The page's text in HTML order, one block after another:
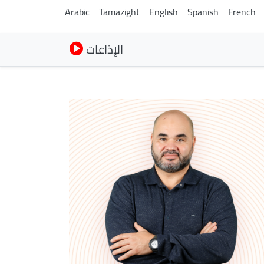
Arabic Tamazight English Spanish French
الإذاعات